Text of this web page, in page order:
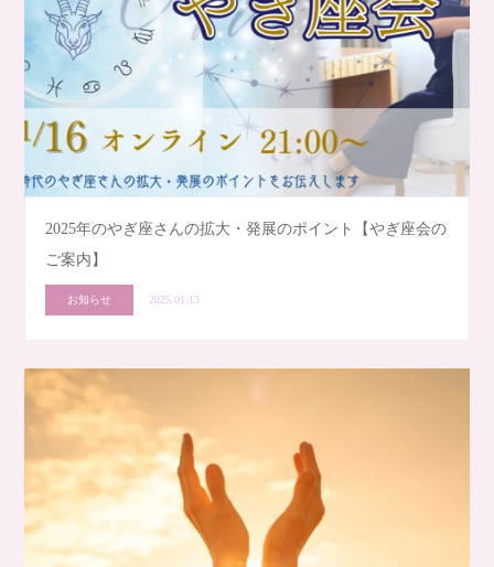
2025年のやぎ座さんの拡大・発展のポイント【やぎ座会の
ご案内】
お知らせ 2025.01.13